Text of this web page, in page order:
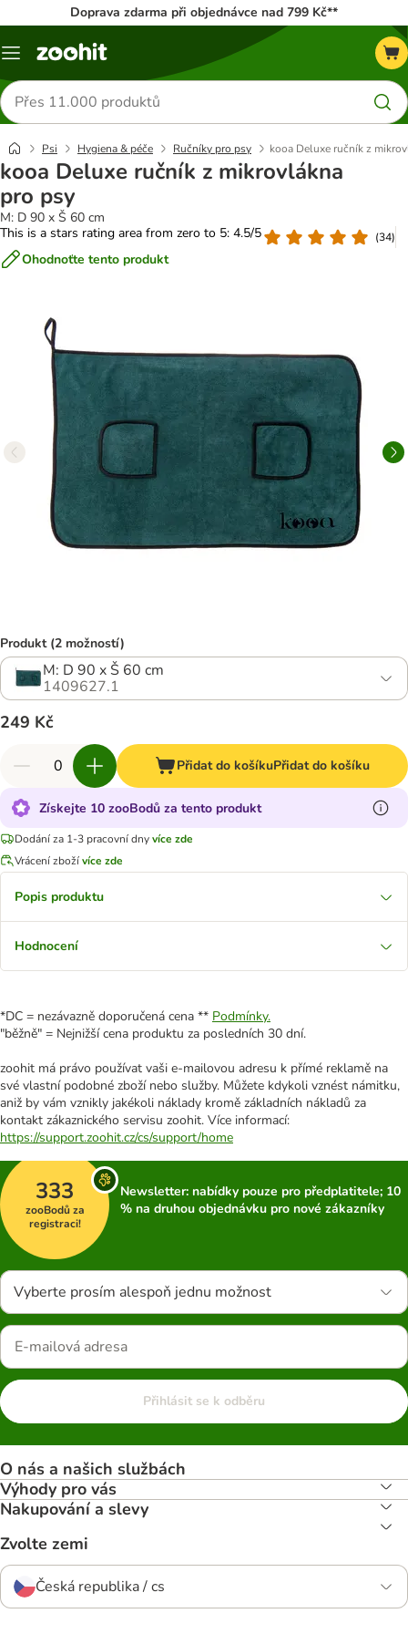
Doprava zdarma při objednávce nad 799 Kč**
Menu
Hledat
produkty
Psi Hygiena & péče Ručníky pro psy kooa Deluxe ručník z
kooa Deluxe ručník z mikrovlákna
pro psy
M: D 90 x Š 60 cm
This is a stars rating area from zero to 5: 4.5/5
(34)
Ohodnoťte tento produkt
Produkt (2 možností)
M: D 90 x Š 60 cm
1409627.1
249 Kč
Přidat do košíkuPřidat do košíku
Získejte 10 zooBodů za tento produkt
Dodání za 1-3 pracovní dnyvíce zde
Vrácení zbožívíce zde
Popis produktu
Hodnocení
*DC = nezávazně doporučená cena ** Podmínky.
"běžně" = Nejnižší cena produktu za posledních 30 dní.
zoohit má právo používat vaši e-mailovou adresu k přímé reklamě na
své vlastní podobné zboží nebo služby. Můžete kdykoli vznést námitku,
aniž by vám vznikly jakékoli náklady kromě základních nákladů za
kontakt zákaznického servisu zoohit. Více informací:
https://support.zoohit.cz/cs/support/home
333
zooBodů za
registraci!
Newsletter: nabídky pouze pro předplatitele; 10
% na druhou objednávku pro nové zákazníky
Vyberte prosím alespoň jednu možnost
Přihlásit se k odběru
O nás a našich službách
Výhody pro vás
Nakupování a slevy
Zvolte zemi
Česká republika / cs